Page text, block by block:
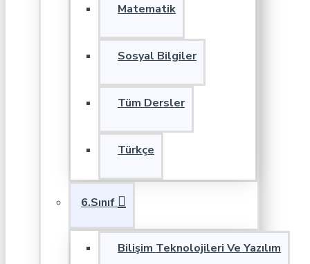
Matematik
Sosyal Bilgiler
Tüm Dersler
Türkçe
6.Sınıf
Bilişim Teknolojileri Ve Yazılım